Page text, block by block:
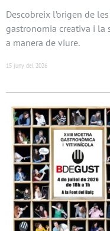
Descobreix l’origen de
gastronomia creativa i la
a manera de viure.
15 juny del 2026